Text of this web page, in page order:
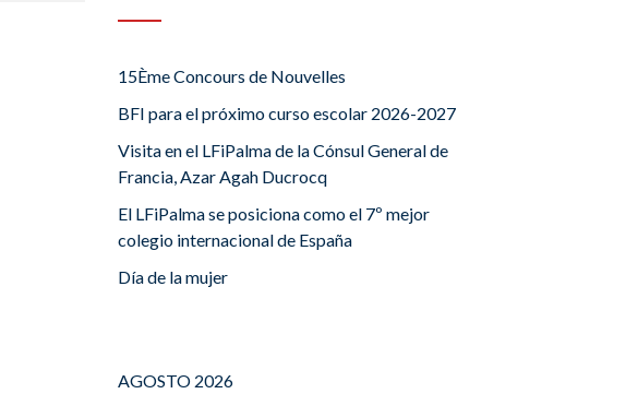
15Ème Concours de Nouvelles
BFI para el próximo curso escolar 2026-2027
Visita en el LFiPalma de la Cónsul General de
Francia, Azar Agah Ducrocq
El LFiPalma se posiciona como el 7º mejor
colegio internacional de España
Día de la mujer
AGOSTO 2026